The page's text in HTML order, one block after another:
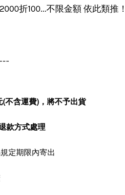
折100...不限金額 依此類推！
不含運費)， 將不予出貨
款方式處理
定期限內寄出